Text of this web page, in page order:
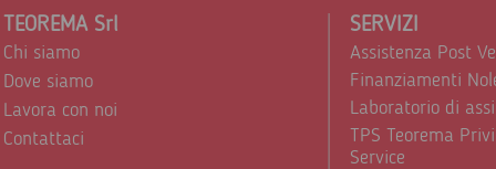
TEOREMA Srl
Chi siamo
Dove siamo
Lavora con noi
Contattaci
SERVIZI
Assistenza Post
Finanziamenti
Laboratorio di
TPS Teorema
Service